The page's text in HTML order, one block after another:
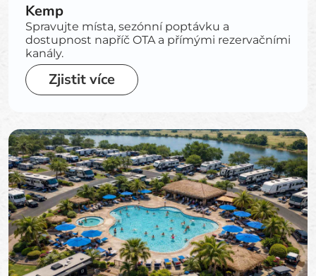
Kemp
Spravujte místa, sezónní poptávku a
dostupnost napříč OTA a přímými rezervačními
kanály.
Zjistit více